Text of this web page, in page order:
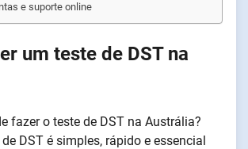
e suporte online
um teste de DST na
fazer o teste de DST na Austrália?
DST é simples, rápido e essencial